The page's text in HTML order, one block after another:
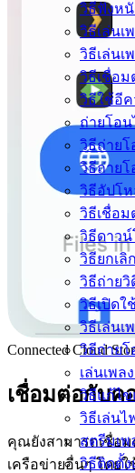
วิธีฟังหนั
วิธีเล่นเ
วิธีเล่นเ
วิธีเชื่อม
วิธีใช้อีค
ถ่ายโอน
วิธีถ่ายโ
วิธีถ่ายโ
วิธีอัปโห
วิธีเชื่อม
วิธีดาวน์
วิธียกเ
วิธีถ่ายวิ
วิธีเปิดใ
วิธีเล่นเ
วิธีถ่ายโ
เล่นเพล
วิธีแก้ไข
วิธีเล่นไ
สตรีมเพ
วิธีติดตั้ง
Connected Cloud
เชื่อมต่อกับค
คุณยังสามารถเชื่อ
เครือข่ายอื่นๆ โดยใ